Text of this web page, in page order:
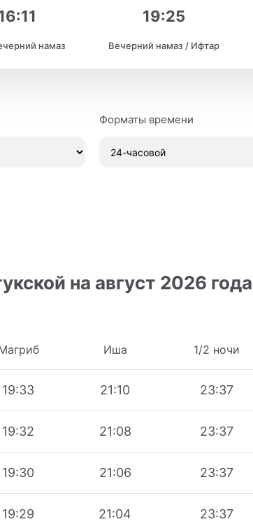
намаз
19:25
Вечерний намаз / Ифтар
Форматы времени
на август 2026 года
Иша 1/2 ночи
19:33 21:10 23:37
19:32 21:08 23:37
19:30 21:06 23:37
19:29 21:04 23:37